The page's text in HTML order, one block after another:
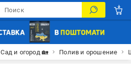
Сад и огород 🏡 Полив и орошение